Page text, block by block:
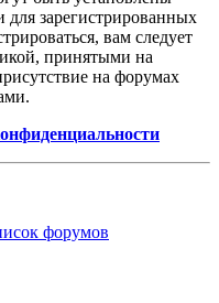
зарегистрированных
вам следует
принятыми на
на форумах
форумов